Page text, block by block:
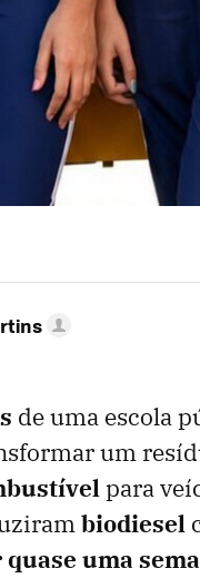
de uma escola
um
para
biodiesel
quase uma